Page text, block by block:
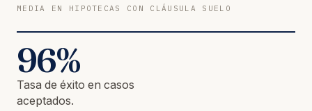
MEDIA EN HIPOTECAS CON CLÁUSULA SUELO
96%
Tasa de éxito en casos
aceptados.